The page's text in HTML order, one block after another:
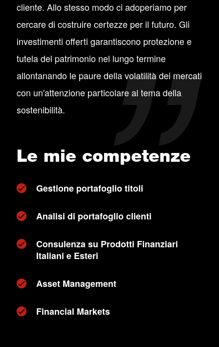
cliente. Allo stesso modo ci adoperiamo per
cercare di costruire certezze per il futuro. Gli
investimenti offerti garantiscono protezione e
tutela del patrimonio nel lungo termine
allontanando le paure della volatilità dei mercati
con un'attenzione particolare al tema della
sostenibilità.
Le mie competenze
Gestione portafoglio titoli
Analisi di portafoglio clienti
Consulenza su Prodotti Finanziari
Italiani e Esteri
Asset Management
Financial Markets